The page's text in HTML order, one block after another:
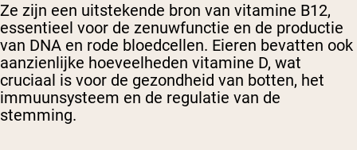
Ze zijn een uitstekende bron van vitamine B12,
essentieel voor de zenuwfunctie en de productie
van DNA en rode bloedcellen. Eieren bevatten ook
aanzienlijke hoeveelheden vitamine D, wat
cruciaal is voor de gezondheid van botten, het
immuunsysteem en de regulatie van de
stemming.